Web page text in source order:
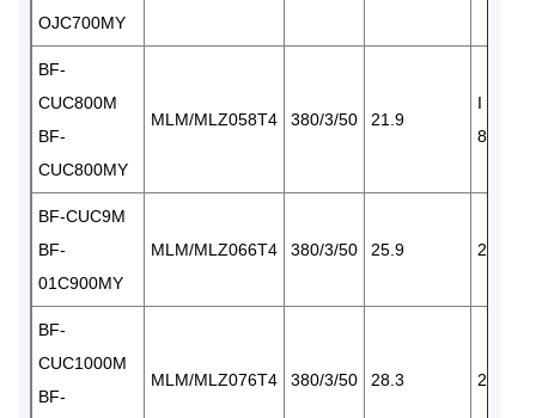
OJC700MY
BF-
CUC800M
BF-
CUC800MY
MLM/MLZ058T4 380/3/50 21.9
I ×
8750
BF-CUC9M
BF-
01C900MY
MLM/MLZ066T4 380/3/50 25.9 2×6570
BF-
CUC1000M
BF-
MLM/MLZ076T4 380/3/50 28.3 2×6570